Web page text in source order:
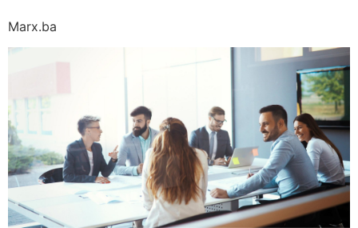
Marx.ba